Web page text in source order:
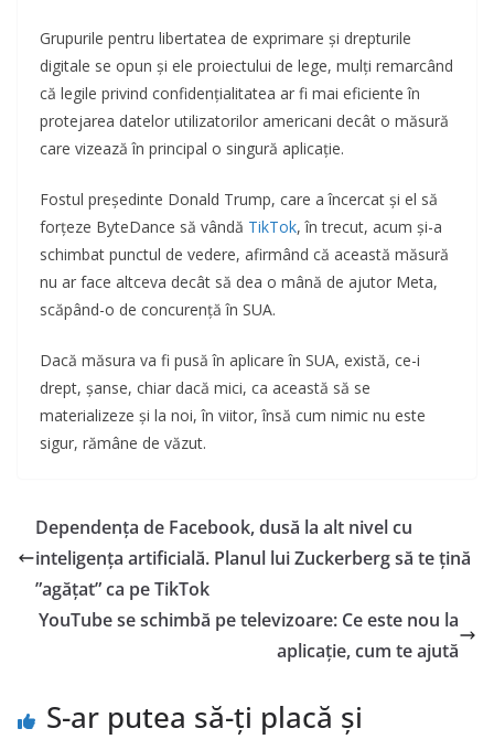
Grupurile pentru libertatea de exprimare și drepturile
digitale se opun și ele proiectului de lege, mulți remarcând
că legile privind confidențialitatea ar fi mai eficiente în
protejarea datelor utilizatorilor americani decât o măsură
care vizează în principal o singură aplicație.
Fostul președinte Donald Trump, care a încercat și el să
forțeze ByteDance să vândă TikTok, în trecut, acum și-a
schimbat punctul de vedere, afirmând că această măsură
nu ar face altceva decât să dea o mână de ajutor Meta,
scăpând-o de concurență în SUA.
Dacă măsura va fi pusă în aplicare în SUA, există, ce-i
drept, șanse, chiar dacă mici, ca această să se
materializeze și la noi, în viitor, însă cum nimic nu este
sigur, rămâne de văzut.
Dependența de Facebook, dusă la alt nivel cu
inteligența artificială. Planul lui Zuckerberg să te țină
”agățat” ca pe TikTok
YouTube se schimbă pe televizoare: Ce este nou la
aplicație, cum te ajută
S-ar putea să-ți placă și